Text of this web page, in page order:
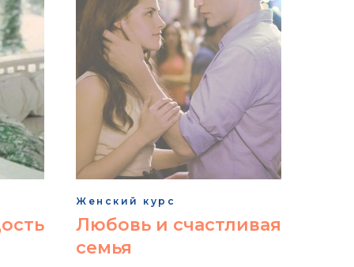
Женский курс
Любовь и счастливая
семья